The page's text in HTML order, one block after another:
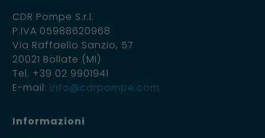
CDR Pompe S.r.l.
P.IVA 05988620968
Via Raffaello Sanzio, 57
20021 Bollate (MI)
Tel. +39 02 9901941
E-mail: info@cdrpompe.com
Informazioni